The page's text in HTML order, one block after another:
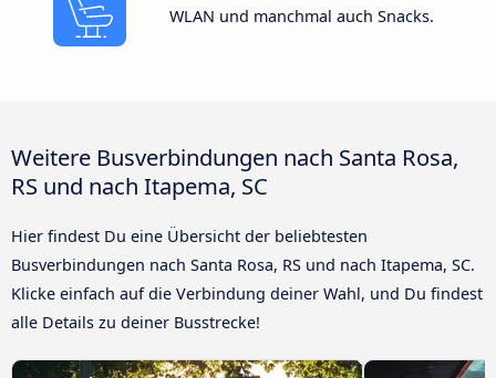
WLAN und manchmal auch Snacks.
Weitere Busverbindungen nach Santa Rosa,
RS und nach Itapema, SC
Hier findest Du eine Übersicht der beliebtesten
Busverbindungen nach Santa Rosa, RS und nach Itapema, SC.
Klicke einfach auf die Verbindung deiner Wahl, und Du findest
alle Details zu deiner Busstrecke!